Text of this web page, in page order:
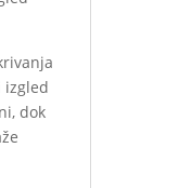
izgled
dok